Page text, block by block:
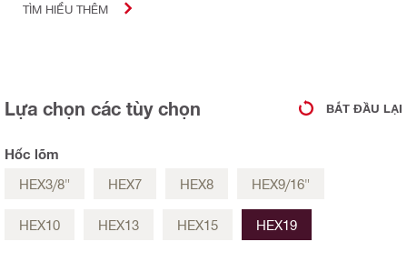
TÌM HIỂU THÊM
Lựa chọn các tùy chọn BẮT ĐẦU LẠI
Hốc lõm
HEX3/8"
HEX7 HEX8 HEX9/16"
HEX10 HEX13 HEX15 HEX19